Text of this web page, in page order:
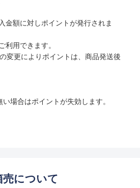
金額に対しポイントが発行されま
利用できます。
変更によりポイントは、商品発送後
場合はポイントが失効します。
について